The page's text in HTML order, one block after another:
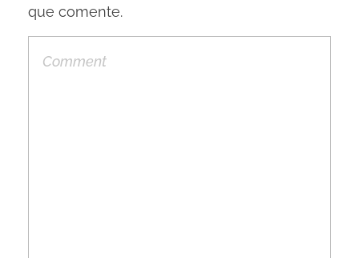
que comente.